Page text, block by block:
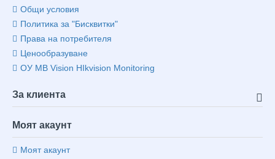
Общи условия
Политика за "Бисквитки"
Права на потребителя
Ценообразуване
ОУ MB Vision HIkvision Monitoring
За клиента
Моят акаунт
Моят акаунт